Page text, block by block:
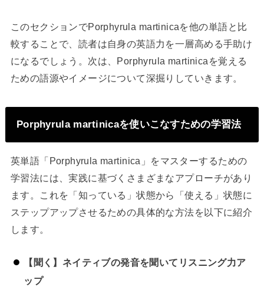
このセクションでPorphyrula martinicaを他の単語と比
較することで、読者は自身の英語力を一層高める手助け
になるでしょう。次は、Porphyrula martinicaを覚える
ための語源やイメージについて深掘りしていきます。
Porphyrula martinicaを使いこなすための学習法
英単語「Porphyrula martinica」をマスターするための
学習法には、実践に基づくさまざまなアプローチがあり
ます。これを「知っている」状態から「使える」状態に
ステップアップさせるための具体的な方法を以下に紹介
します。
【聞く】ネイティブの発音を聞いてリスニング力ア
ップ